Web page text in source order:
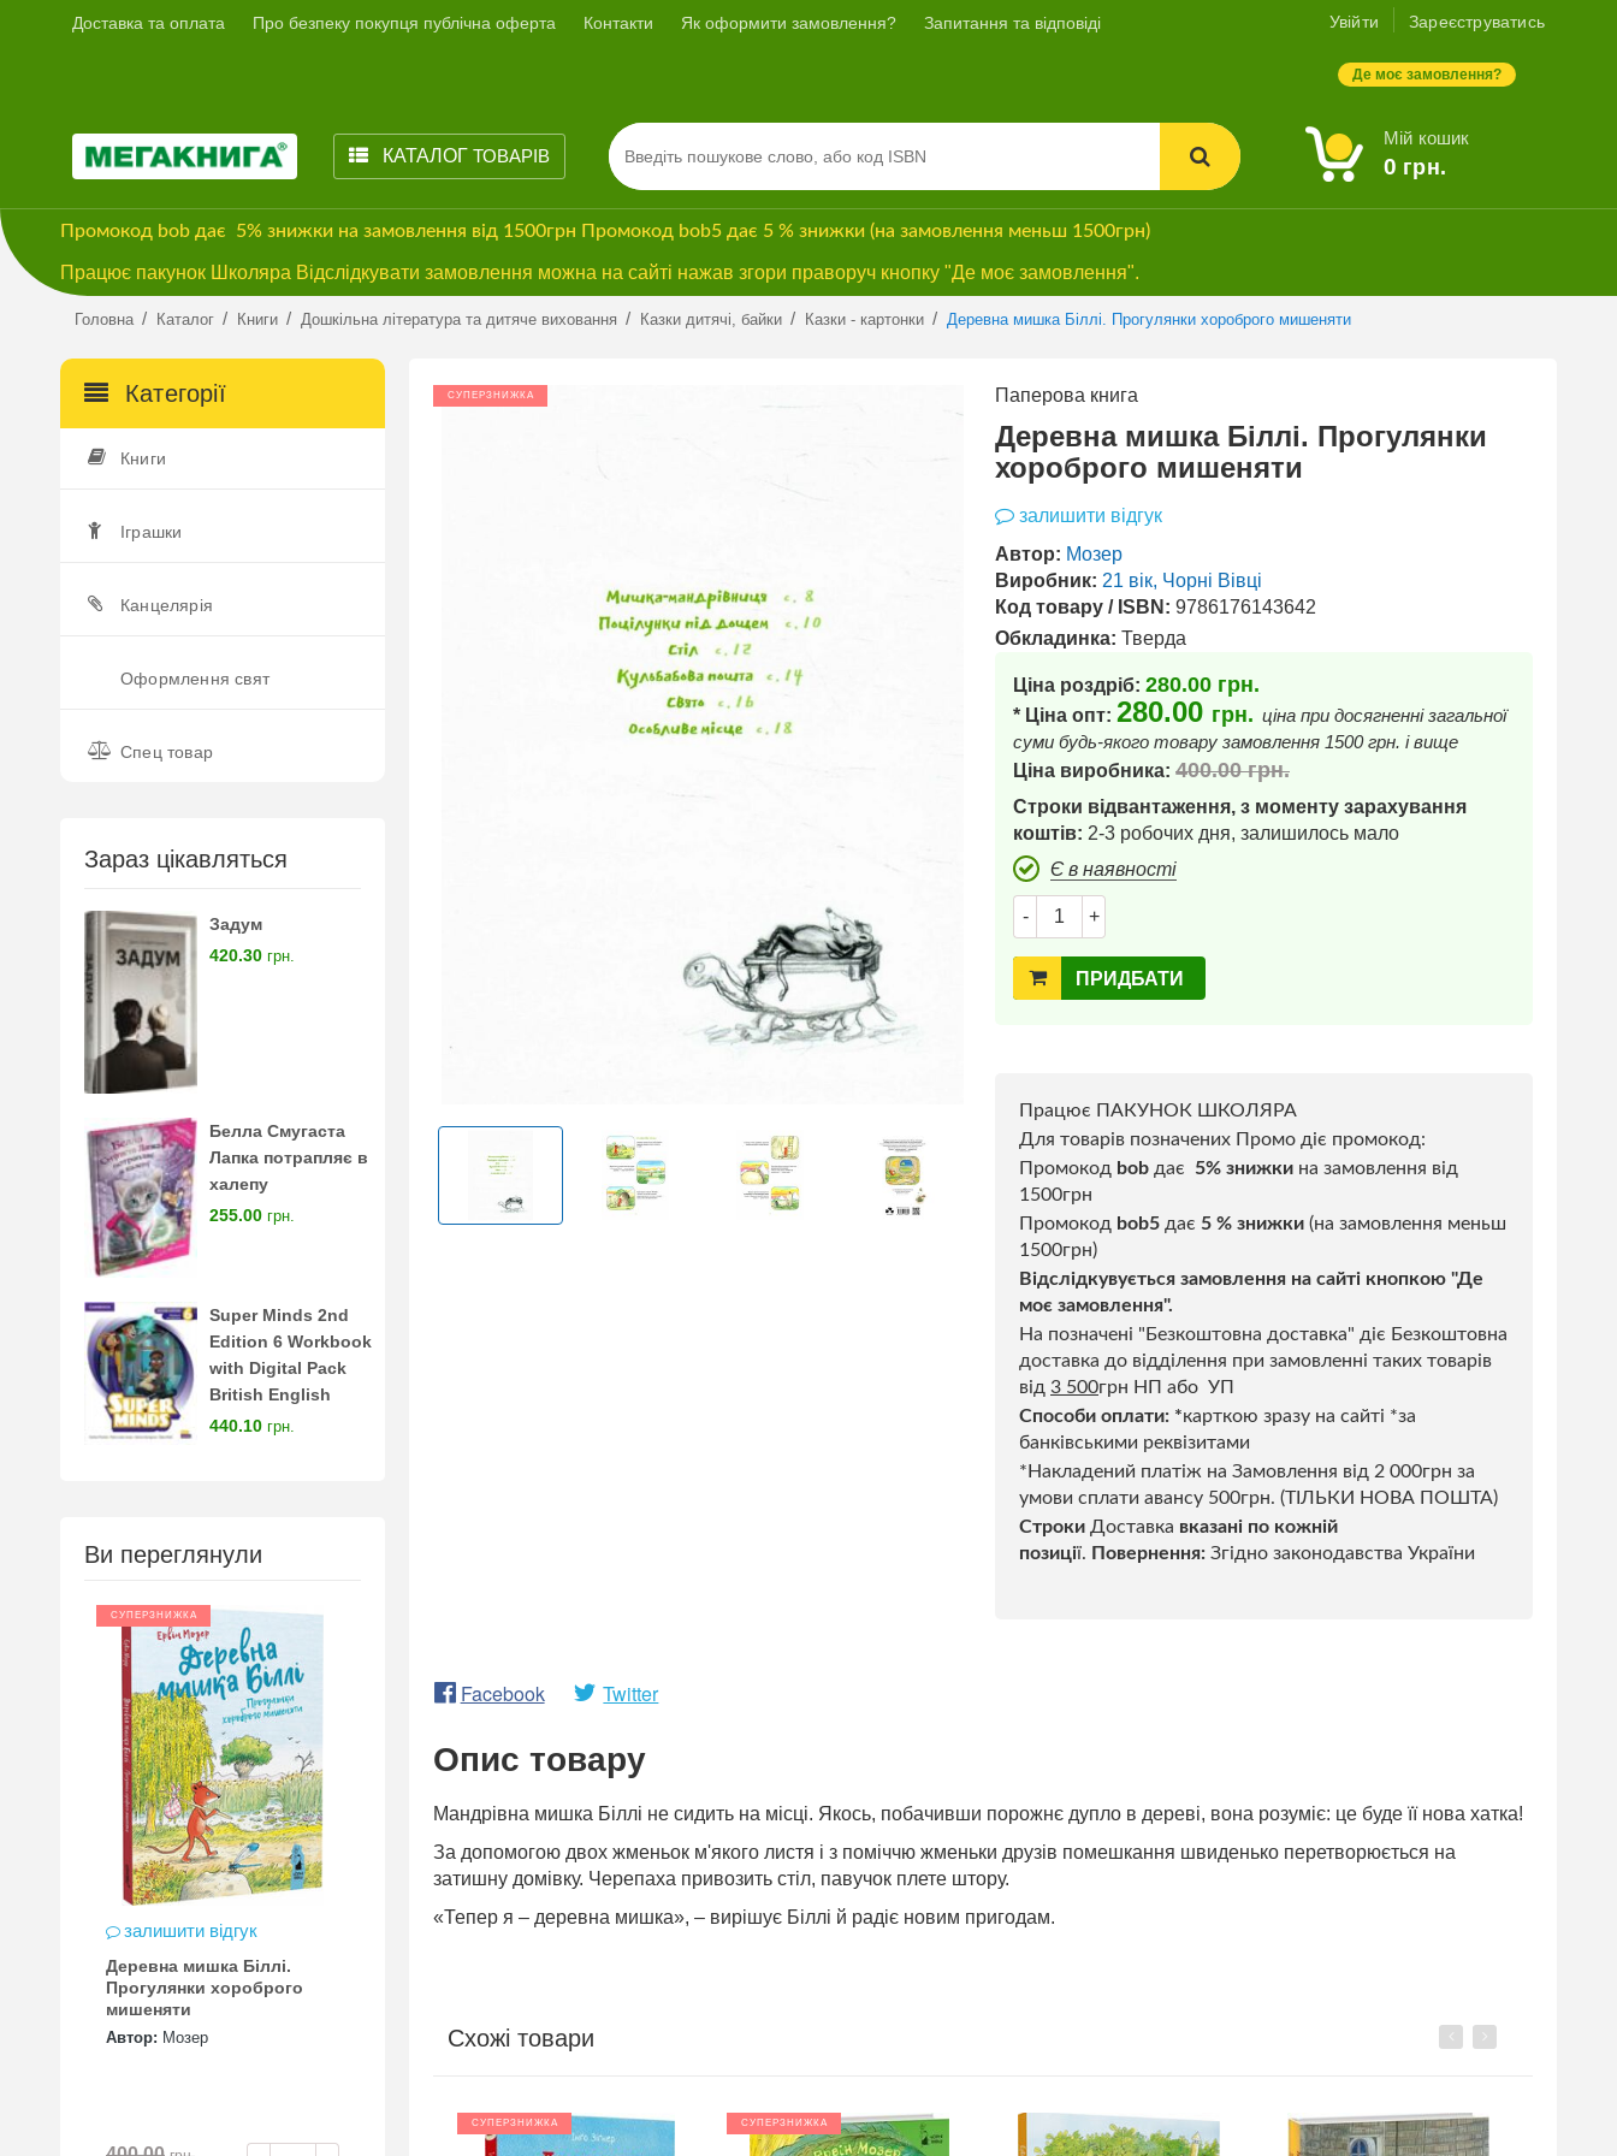
Доставка та оплата Про безпеку покупця публічна оферта Контакти Як оформити замовлення? Запитання та відповіді Увійти Зареєструватись
Де моє замовлення?
КАТАЛОГТОВАРІВ
Мій кошик
0 грн.
Промокод bob дає 5% знижки на замовлення від 1500грн Промокод bob5 дає 5 % знижки (на замовлення меньш 1500грн)
Працює пакунок Школяра Відслідкувати замовлення можна на сайті нажав згори праворуч кнопку "Де моє замовлення".
Головна / Каталог / Книги / Дошкільна література та дитяче виховання / Казки дитячі, байки / Казки - картонки / Деревна мишка Біллі. Прогулянки хороброго мишеняти
Категорії
Книги
Іграшки
Канцелярія
Оформлення свят
Спец товар
Зараз цікавляться
Задум
420.30 грн.
Белла Смугаста
Лапка потрапляє в
халепу
255.00 грн.
Super Minds 2nd
Edition 6 Workbook
with Digital Pack
British English
440.10 грн.
Ви переглянули
СУПЕРЗНИЖКА
залишити відгук
Деревна мишка Біллі.
Прогулянки хороброго
мишеняти
Автор: Мозер
Previous
СУПЕРЗНИЖКА СУПЕРЗНИЖКА
Next
Паперова книга
Деревна мишка Біллі. Прогулянки
хороброго мишеняти
залишити відгук
Автор: Мозер
Виробник: 21 вік, Чорні Вівці
Код товару / ISBN: 9786176143642
Обкладинка: Тверда
Ціна роздріб: 280.00 грн.
* Ціна опт: 280.00 грн. ціна при досягненні загальної
суми будь-якого товару замовлення 1500 грн. і вище
Ціна виробника: 400.00грн.
Строки відвантаження, з моменту зарахування
коштів: 2-3 робочих дня, залишилось мало
Є в наявності
- +
ПРИДБАТИ
Працює ПАКУНОК ШКОЛЯРА
Для товарів позначених Промо діє промокод:
Промокод bob дає 5% знижки на замовлення від
1500грн
Промокод bob5 дає 5 % знижки (на замовлення меньш
1500грн)
Відслідкувується замовлення на сайті кнопкою "Де
моє замовлення".
На позначені "Безкоштовна доставка" діє Безкоштовна
доставка до відділення при замовленні таких товарів
від 3 500грн НП або УП
Способи оплати: *карткою зразу на сайті *за
банківськими реквізитами
*Накладений платіж на Замовлення від 2 000грн за
умови сплати авансу 500грн. (ТІЛЬКИ НОВА ПОШТА)
Строки Доставка вказані по кожній
позиції. Повернення: Згідно законодавства України
Facebook Twitter
Опис товару
Мандрівна мишка Біллі не сидить на місці. Якось, побачивши порожнє дупло в дереві, вона розуміє: це буде її нова хатка!
За допомогою двох жменьок м'якого листя і з поміччю жменьки друзів помешкання швиденько перетворюється на
затишну домівку. Черепаха привозить стіл, павучок плете штору.
«Тепер я – деревна мишка», – вирішує Біллі й радіє новим пригодам.
Схожі товари Previous
СУПЕРЗНИЖКА СУПЕРЗНИЖКА
Next